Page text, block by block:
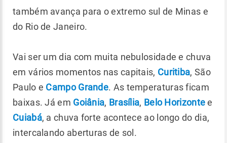
também avança para o extremo sul de Minas e
do Rio de Janeiro.
Vai ser um dia com muita nebulosidade e chuva
em vários momentos nas capitais, Curitiba, São
Paulo e Campo Grande. As temperaturas ficam
baixas. Já em Goiânia, Brasília, Belo Horizontee
Cuiabá, a chuva forte acontece ao longo do dia,
intercalando aberturas de sol.